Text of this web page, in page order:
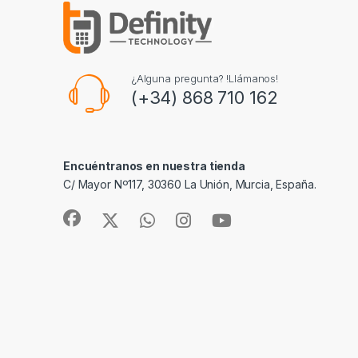
¿Alguna pregunta? !Llámanos!
(+34) 868 710 162
Encuéntranos en nuestra tienda
C/ Mayor Nº117, 30360 La Unión, Murcia, España.